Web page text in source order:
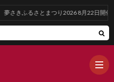
夢さきふるさとまつり2026 8月22日開催